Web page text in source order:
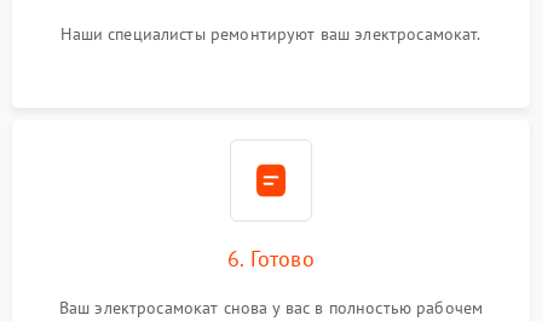
Наши специалисты ремонтируют ваш электросамокат.
6. Готово
Ваш электросамокат снова у вас в полностью рабочем